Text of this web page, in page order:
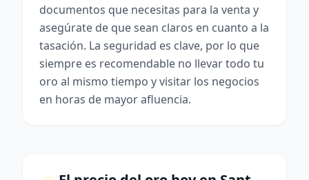
documentos que necesitas para la venta y
asegúrate de que sean claros en cuanto a la
tasación. La seguridad es clave, por lo que
siempre es recomendable no llevar todo tu
oro al mismo tiempo y visitar los negocios
en horas de mayor afluencia.